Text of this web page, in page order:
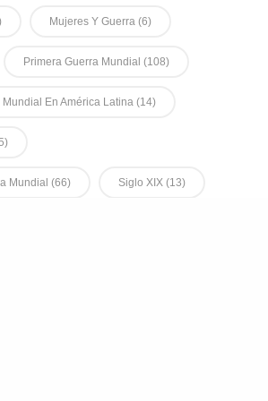
Mujeres Y Guerra (6)
Primera Guerra Mundial (108)
Mundial En América Latina (14)
Mundial (66) Siglo XIX (13)